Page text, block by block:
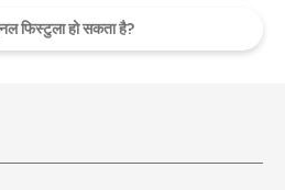
फिस्टुला हो सकता है?